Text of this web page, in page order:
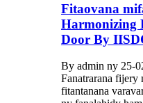
Fitaovana
Harmonizing
Door By
By admin ny 25-
Fanatrarana fijery
fitantanana